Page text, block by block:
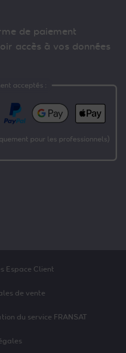
de paiement
accès à vos données
Espace Client
de vente
du service FRANSAT